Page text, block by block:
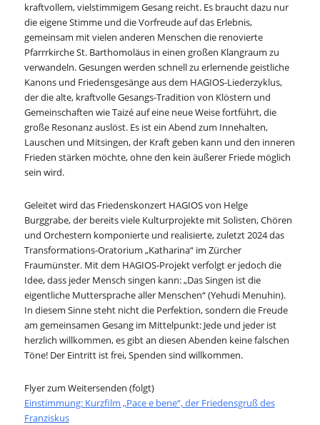
kraftvollem, vielstimmigem Gesang reicht. Es braucht dazu nur
die eigene Stimme und die Vorfreude auf das Erlebnis,
gemeinsam mit vielen anderen Menschen die renovierte
Pfarrrkirche St. Barthomoläus in einen großen Klangraum zu
verwandeln. Gesungen werden schnell zu erlernende geistliche
Kanons und Friedensgesänge aus dem HAGIOS-Liederzyklus,
der die alte, kraftvolle Gesangs-Tradition von Klöstern und
Gemeinschaften wie Taizé auf eine neue Weise fortführt, die
große Resonanz auslöst. Es ist ein Abend zum Innehalten,
Lauschen und Mitsingen, der Kraft geben kann und den inneren
Frieden stärken möchte, ohne den kein äußerer Friede möglich
sein wird.
Geleitet wird das Friedenskonzert HAGIOS von Helge
Burggrabe, der bereits viele Kulturprojekte mit Solisten, Chören
und Orchestern komponierte und realisierte, zuletzt 2024 das
Transformations-Oratorium „Katharina“ im Zürcher
Fraumünster. Mit dem HAGIOS-Projekt verfolgt er jedoch die
Idee, dass jeder Mensch singen kann: „Das Singen ist die
eigentliche Muttersprache aller Menschen“ (Yehudi Menuhin).
In diesem Sinne steht nicht die Perfektion, sondern die Freude
am gemeinsamen Gesang im Mittelpunkt: Jede und jeder ist
herzlich willkommen, es gibt an diesen Abenden keine falschen
Töne! Der Eintritt ist frei, Spenden sind willkommen.
Flyer zum Weitersenden (folgt)
Einstimmung: Kurzfilm „Pace e bene“, der Friedensgruß des
Franziskus